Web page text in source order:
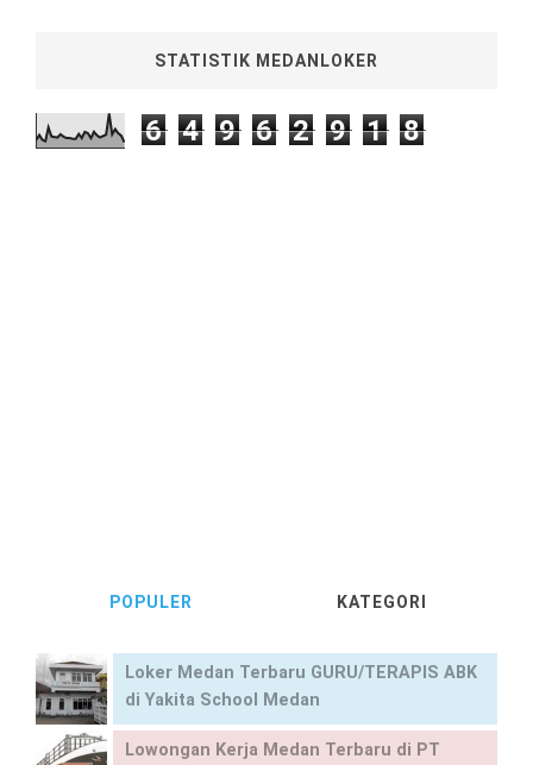
STATISTIK MEDANLOKER
6 4 9 6 2 9 1 8
POPULER KATEGORI
Loker Medan Terbaru GURU/TERAPIS ABK
di Yakita School Medan
Lowongan Kerja Medan Terbaru di PT